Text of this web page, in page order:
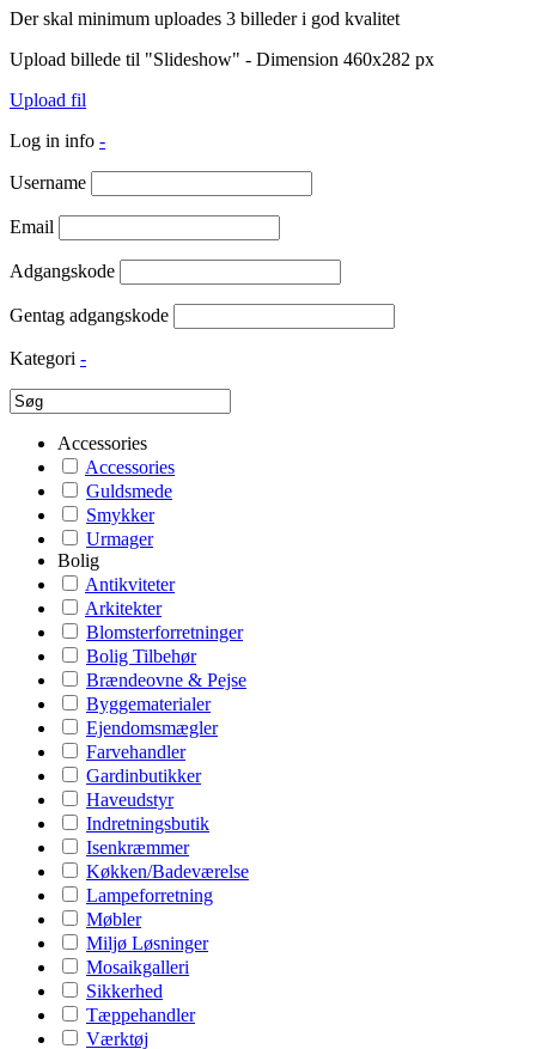
Der skal minimum uploades 3 billeder i god kvalitet
Upload billede til "Slideshow" - Dimension 460x282 px
Upload fil
Log in info -
Username
Email
Adgangskode
Gentag adgangskode
Kategori -
Accessories
Accessories
Guldsmede
Smykker
Urmager
Bolig
Antikviteter
Arkitekter
Blomsterforretninger
Bolig Tilbehør
Brændeovne & Pejse
Byggematerialer
Ejendomsmægler
Farvehandler
Gardinbutikker
Haveudstyr
Indretningsbutik
Isenkræmmer
Køkken/Badeværelse
Lampeforretning
Møbler
Miljø Løsninger
Mosaikgalleri
Sikkerhed
Tæppehandler
Værktøj